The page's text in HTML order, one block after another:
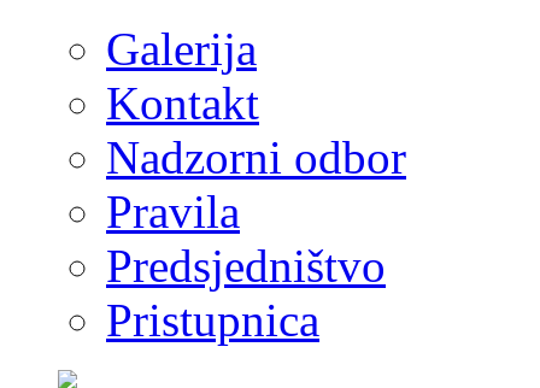
Galerija
Kontakt
Nadzorni odbor
Pravila
Predsjedništvo
Pristupnica